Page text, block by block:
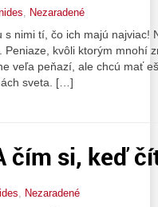
Nezaradené
nimi tí, čo ich majú najviac!
kvôli ktorým mnohí
veľa peňazí, ale chcú mať
sveta. […]
čím si, keď
Nezaradené